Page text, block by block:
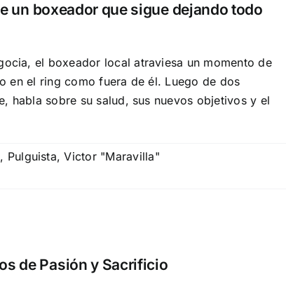
un boxeador que sigue dejando todo
el boxeador local atraviesa un momento de
en el ring como fuera de él. Luego de dos
habla sobre su salud, sus nuevos objetivos y el
, Pulguista,Victor "Maravilla"
de Pasión y Sacrificio